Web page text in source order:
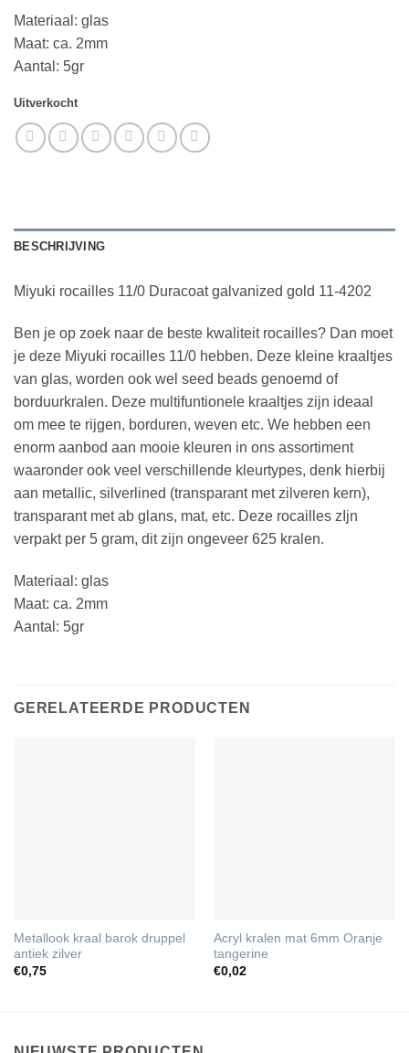
Materiaal: glas
Maat: ca. 2mm
Aantal: 5gr
Uitverkocht
BESCHRIJVING
Miyuki rocailles 11/0 Duracoat galvanized gold 11-4202
Ben je op zoek naar de beste kwaliteit rocailles? Dan moet
je deze Miyuki rocailles 11/0 hebben. Deze kleine kraaltjes
van glas, worden ook wel seed beads genoemd of
borduurkralen. Deze multifuntionele kraaltjes zijn ideaal
om mee te rijgen, borduren, weven etc. We hebben een
enorm aanbod aan mooie kleuren in ons assortiment
waaronder ook veel verschillende kleurtypes, denk hierbij
aan metallic, silverlined (transparant met zilveren kern),
transparant met ab glans, mat, etc. Deze rocailles zIjn
verpakt per 5 gram, dit zijn ongeveer 625 kralen.
Materiaal: glas
Maat: ca. 2mm
Aantal: 5gr
GERELATEERDE PRODUCTEN
Metallook kraal barok druppel
antiek zilver
€0,75
Acryl kralen mat 6mm Oranje
tangerine
€0,02